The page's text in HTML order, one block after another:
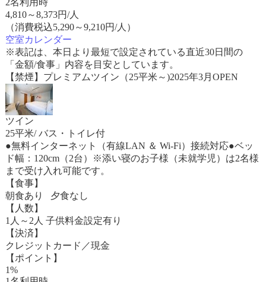
2名利用時
4,810～8,373円/人
（消費税込5,290～9,210円/人）
空室カレンダー
※表記は、本日より最短で設定されている直近30日間の
「金額/食事」内容を目安としています。
【禁煙】プレミアムツイン（25平米～)2025年3月OPEN
ツイン
25平米/ バス・トイレ付
●無料インターネット（有線LAN ＆ Wi-Fi）接続対応●ベッ
ド幅：120cm（2台）※添い寝のお子様（未就学児）は2名様
まで受け入れ可能です。
【食事】
朝食あり 夕食なし
【人数】
1人～2人 子供料金設定有り
【決済】
クレジットカード／現金
【ポイント】
1%